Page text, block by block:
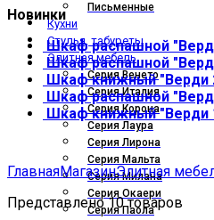
Письменные
Кухни
Стулья, табуреты
Элитная мебель
Серия Венето
Серия Италия
Серия Корона
Серия Лаура
Серия Лирона
Серия Мальта
Серия Милана
Серия Окаери
Серия Паола
Новинки
Шкаф распашной
Шкаф распашной
Шкаф книжный "Верди
Шкаф распашной
Шкаф книжный "Верди
ГлавнаяМагазинЭлитная
Представлено 10 товаров